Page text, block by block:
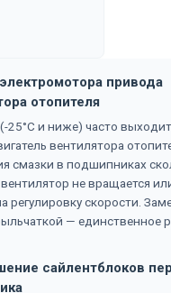
привода
отопителя
25°C и ниже) часто
вентилятора
смазки в подшипниках
не вращается
регулировку скорости.
— единственное
сайлентблоков